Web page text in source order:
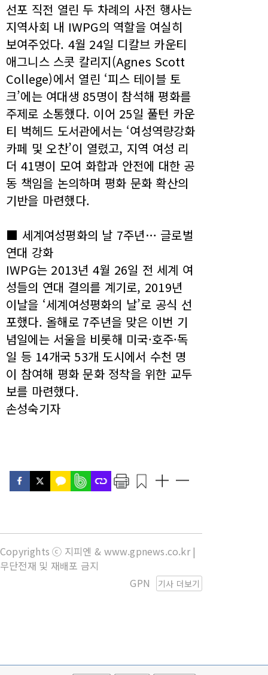
선포 직전 열린 두 차례의 사전 행사는
지역사회 내 IWPG의 역할을 여실히
보여주었다. 4월 24일 디칼브 카운티
애그니스 스콧 칼리지(Agnes Scott
College)에서 열린 ‘피스 테이블 토
크’에는 여대생 85명이 참석해 평화를
주제로 소통했다. 이어 25일 풀턴 카운
티 벅헤드 도서관에서는 ‘여성역량강화
카페 및 오찬’이 열렸고, 지역 여성 리
더 41명이 모여 화합과 안전에 대한 공
동 책임을 논의하며 평화 문화 확산의
기반을 마련했다.
■ 세계여성평화의 날 7주년… 글로벌
연대 강화
IWPG는 2013년 4월 26일 전 세계 여
성들의 연대 결의를 계기로, 2019년
이날을 ‘세계여성평화의 날’로 공식 선
포했다. 올해로 7주년을 맞은 이번 기
념일에는 서울을 비롯해 미국·호주·독
일 등 14개국 53개 도시에서 수천 명
이 참여해 평화 문화 정착을 위한 교두
보를 마련했다.
손성숙기자
Copyrights ⓒ 지피엔 & www.gpnews.co.kr |
무단전재 및 재배포 금지
기사 더보기
GPN